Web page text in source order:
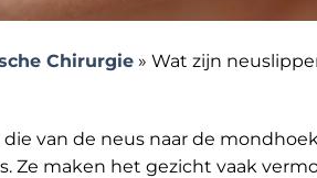
Chirurgie » Wat zijn
van de neus naar de
Ze maken het gezicht vaak